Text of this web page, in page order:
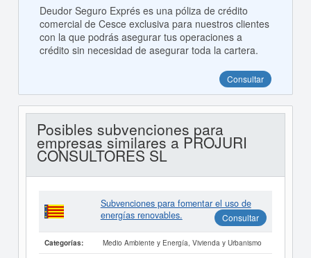
Deudor Seguro Exprés es una póliza de crédito
comercial de Cesce exclusiva para nuestros clientes
con la que podrás asegurar tus operaciones a
crédito sin necesidad de asegurar toda la cartera.
Consultar
Posibles subvenciones para
empresas similares a PROJURI
CONSULTORES SL
Subvenciones para fomentar el uso de
energías renovables.
Consultar
Categorías: Medio Ambiente y Energía, Vivienda y Urbanismo